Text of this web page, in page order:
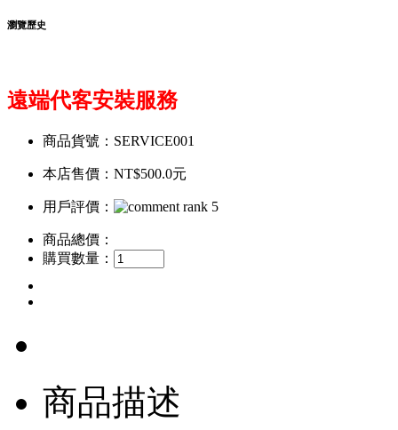
瀏覽歷史
遠端代客安裝服務
商品貨號：SERVICE001
本店售價： NT$500.0元
用戶評價：
商品總價：
購買數量：
商品描述